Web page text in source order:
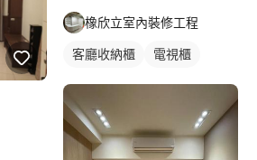
橡欣立室內裝修工程
客廳收納櫃 電視櫃